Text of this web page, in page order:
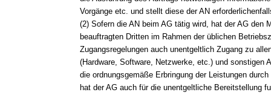
Vorgänge etc. und stellt diese der AN
(2) Sofern die AN beim AG tätig wird, hat der AG den
beauftragten Dritten im Rahmen der üblichen
Zugangsregelungen auch unentgeltlich Zugang zu
(Hardware, Software, Netzwerke, etc.) und sonstigen
die ordnungsgemäße Erbringung der Leistungen
hat der AG auch für die unentgeltliche Bereitstellung